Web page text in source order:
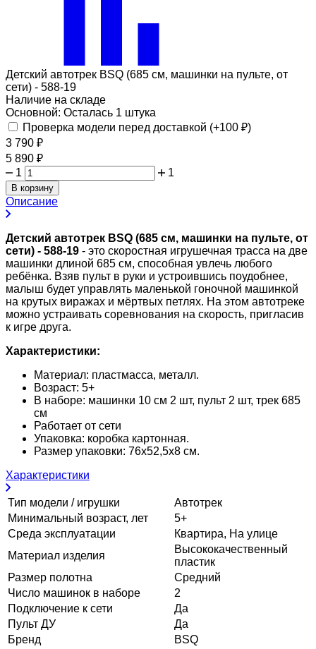
Детский автотрек BSQ (685 см, машинки на пульте, от
сети) - 588-19
Наличие на складе
Основной: Осталась 1 штука
Проверка модели перед доставкой (+100 ₽)
3 790 ₽
5 890 ₽
1
1
В корзину
Описание
Детский автотрек BSQ (685 см, машинки на пульте, от
сети) - 588-19 - это скоростная игрушечная трасса на две
машинки длиной 685 см, способная увлечь любого
ребёнка. Взяв пульт в руки и устроившись поудобнее,
малыш будет управлять маленькой гоночной машинкой
на крутых виражах и мёртвых петлях. На этом автотреке
можно устраивать соревнования на скорость, пригласив
к игре друга.
Характеристики:
Материал: пластмасса, металл.
Возраст: 5+
В наборе: машинки 10 см 2 шт, пульт 2 шт, трек 685
см
Работает от сети
Упаковка: коробка картонная.
Размер упаковки: 76x52,5x8 см.
Характеристики
Тип модели / игрушки
Автотрек
Минимальный возраст, лет
5+
Среда эксплуатации
Квартира, На улице
Материал изделия
Высококачественный
пластик
Размер полотна
Средний
Число машинок в наборе
2
Подключение к сети
Да
Пульт ДУ
Да
Бренд
BSQ